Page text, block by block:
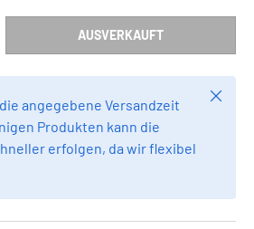
ERHÖHEN AUSVERKAUFT
angegebene Versandzeit
Produkten kann die
erfolgen, da wir flexibel